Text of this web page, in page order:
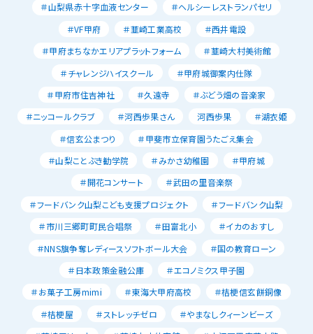
＃山梨県赤十字血液センター
＃ヘルシーレストランパセリ
＃VF甲府
＃韮崎工業高校
＃西井電設
＃甲府まちなかエリアプラットフォーム
＃韮崎大村美術館
＃チャレンジハイスクール
＃甲府城御案内仕隊
＃甲府市住吉神社
＃久遠寺
＃ぶどう畑の音楽家
＃ニッコールクラブ
＃河西歩果さん 河西歩果
＃湖衣姫
＃信玄公まつり
＃甲斐市立保育園うたごえ集会
＃山梨ことぶき勧学院
＃みかさ幼稚園
＃甲府城
＃開花コンサート
＃武田の里音楽祭
＃フードバンク山梨こども支援プロジェクト
＃フードバンク山梨
＃市川三郷町町民合唱祭
＃田富北小
＃イカのおすし
＃NNS旗争奪レディースソフトボール大会
＃国の教育ローン
＃日本政策金融公庫
＃エコノミクス甲子園
＃お菓子工房mimi
＃東海大甲府高校
＃桔梗信玄餅銅像
＃桔梗屋
＃ストレッチゼロ
＃やまなしクィーンビーズ